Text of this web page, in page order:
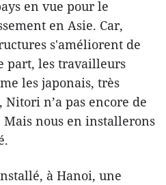
en ​vue pour le
en Asie. Car,
s'améliorent de
part, les travailleurs
les japonais, très
n’a pas encore de
nous en installerons
à Hanoi, une